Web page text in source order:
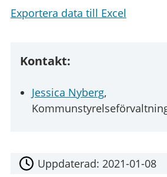
Exportera data till Excel
Kontakt:
Jessica Nyberg,
Uppdaterad:2021-01-08